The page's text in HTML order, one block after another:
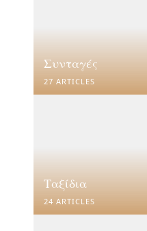
Συνταγές
27 ARTICLES
Ταξίδια
24 ARTICLES